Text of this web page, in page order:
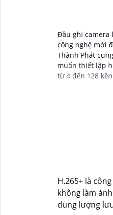
Đầu ghi camera
công nghệ mới
Thành Phát
muốn thiết lập
từ 4 đến 128
H.265+ là
không làm
dung lượng